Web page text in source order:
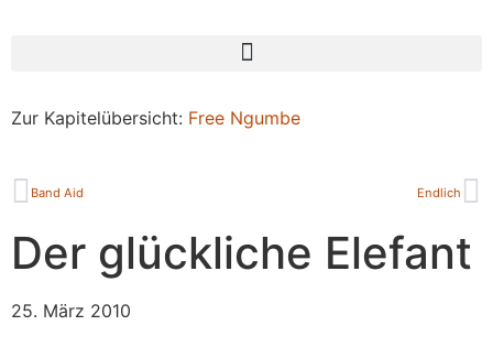
Zur Kapitelübersicht: Free Ngumbe
Band Aid Endlich
Der glückliche Elefant
25. März 2010